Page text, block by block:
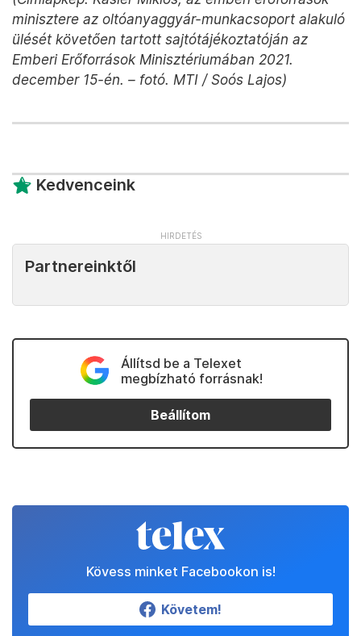
minisztere az oltóanyaggyár-munkacsoport alakuló
ülését követően tartott sajtótájékoztatóján az
Emberi Erőforrások Minisztériumában 2021.
december 15-én. – fotó. MTI / Soós Lajos)
Kedvenceink
Partnereinktől
Állítsd be a Telexet
megbízható forrásnak!
Beállítom
Kövess minket Facebookon is!
Követem!